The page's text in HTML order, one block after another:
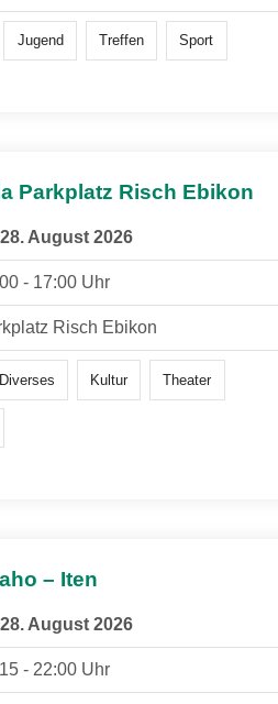
Jugend Treffen Sport
Parkplatz Risch Ebikon
28. August 2026
- 17:00 Uhr
Risch Ebikon
Diverses Kultur Theater
– Iten
28. August 2026
- 22:00 Uhr